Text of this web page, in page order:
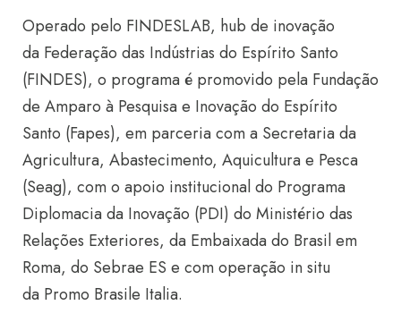
Operado pelo FINDESLAB, hub de inovação
da Federação das Indústrias do Espírito Santo
(FINDES), o programa é promovido pela Fundação
de Amparo à Pesquisa e Inovação do Espírito
Santo (Fapes), em parceria com a Secretaria da
Agricultura, Abastecimento, Aquicultura e Pesca
(Seag), com o apoio institucional do Programa
Diplomacia da Inovação (PDI) do Ministério das
Relações Exteriores, da Embaixada do Brasil em
Roma, do Sebrae ES e com operação in situ
da Promo Brasile Italia.